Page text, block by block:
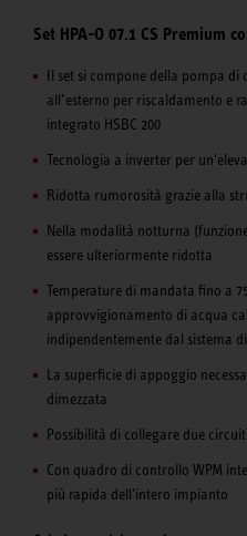
Set HPA-O 07.1 CS Premium
Il set si compone della pompa
all’esterno per riscaldamento e
integrato HSBC 200
Tecnologia a inverter per
Ridotta rumorosità grazie alla
Nella modalità notturna
essere ulteriormente ridotta
Temperature di mandata fino a
approvvigionamento di acqua
indipendentemente dal sistema
La superficie di appoggio
dimezzata
Possibilità di collegare due
Con quadro di controllo WPM
più rapida dell'intero impianto